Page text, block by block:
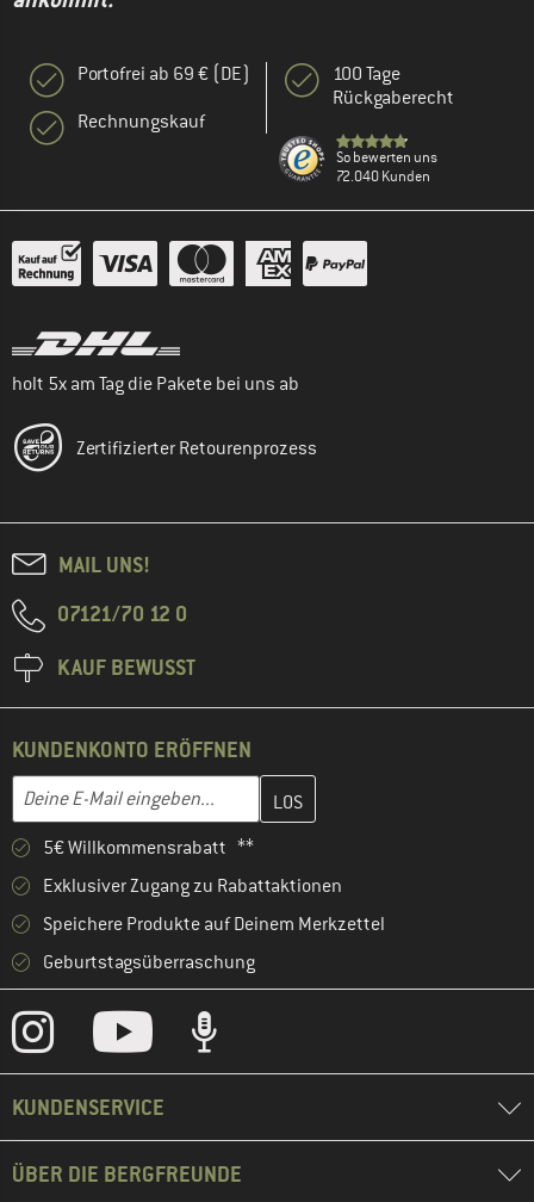
Portofrei ab 69 € (DE)
Rechnungskauf
100 Tage
Rückgaberecht
So bewerten uns
72.040 Kunden
holt 5x am Tag die Pakete bei uns ab
Zertifizierter Retourenprozess
MAIL UNS!
07121/70 12 0
KAUF BEWUSST
KUNDENKONTO ERÖFFNEN
E-Mail-Adresse
Gib hier deine E-Mail-Adresse ein und erstelle im nächsten
5€ Willkommensrabatt **
Exklusiver Zugang zu Rabattaktionen
Speichere Produkte auf Deinem Merkzettel
Geburtstagsüberraschung
KUNDENSERVICE
ÜBER DIE BERGFREUNDE